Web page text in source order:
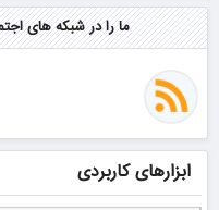
ما را در شبکه های
ابزارهای کاربردی